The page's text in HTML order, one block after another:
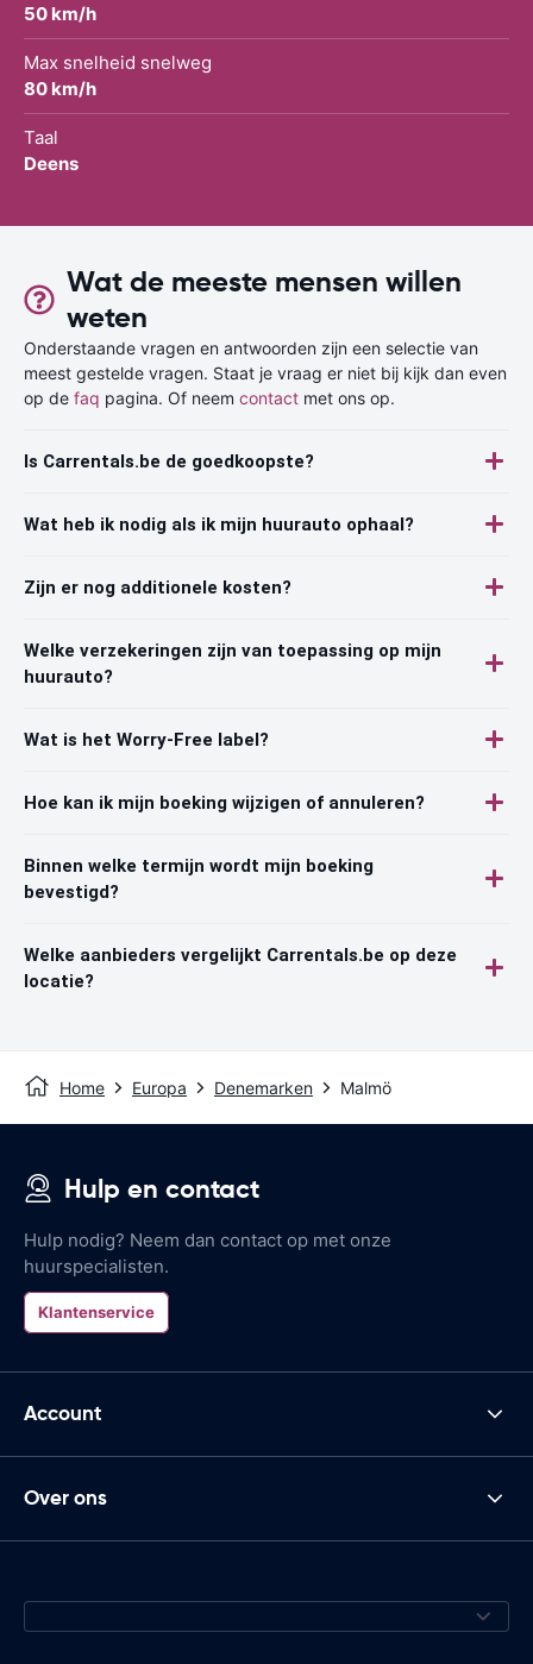
50 km/h
Max snelheid snelweg
80 km/h
Taal
Deens
Wat de meeste mensen willen
weten
Onderstaande vragen en antwoorden zijn een selectie van
meest gestelde vragen. Staat je vraag er niet bij kijk dan even
op de faq pagina. Of neem contact met ons op.
Is Carrentals.be de goedkoopste?
Wat heb ik nodig als ik mijn huurauto ophaal?
Zijn er nog additionele kosten?
Welke verzekeringen zijn van toepassing op mijn
huurauto?
Wat is het Worry-Free label?
Hoe kan ik mijn boeking wijzigen of annuleren?
Binnen welke termijn wordt mijn boeking
bevestigd?
Welke aanbieders vergelijkt Carrentals.be op deze
locatie?
Home Europa Denemarken Malmö
Hulp en contact
Hulp nodig? Neem dan contact op met onze
huurspecialisten.
Klantenservice
Account
Over ons